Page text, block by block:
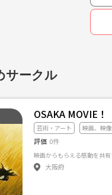
サークル
OSAKA MOVIE！
芸術・アート 映画、映像
評価 0件
大阪府